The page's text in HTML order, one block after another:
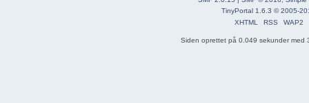
TinyPortal 1.6.3 ©2005-
XHTML
RSS WAP2
Siden oprettet på 0.049 sekunder med